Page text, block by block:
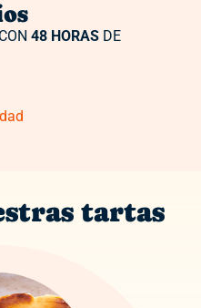
48 HORASDE
tartas